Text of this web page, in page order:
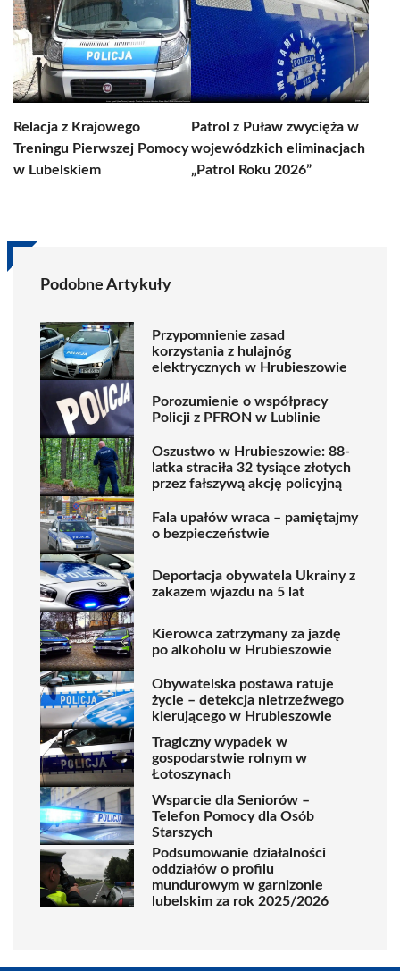
Relacja z Krajowego
Treningu Pierwszej Pomocy
w Lubelskiem
Patrol z Puław zwycięża w
wojewódzkich eliminacjach
„Patrol Roku 2026”
Podobne Artykuły
Przypomnienie zasad
korzystania z hulajnóg
elektrycznych w Hrubieszowie
Porozumienie o współpracy
Policji z PFRON w Lublinie
Oszustwo w Hrubieszowie: 88-
latka straciła 32 tysiące złotych
przez fałszywą akcję policyjną
Fala upałów wraca – pamiętajmy
o bezpieczeństwie
Deportacja obywatela Ukrainy z
zakazem wjazdu na 5 lat
Kierowca zatrzymany za jazdę
po alkoholu w Hrubieszowie
Obywatelska postawa ratuje
życie – detekcja nietrzeźwego
kierującego w Hrubieszowie
Tragiczny wypadek w
gospodarstwie rolnym w
Łotoszynach
Wsparcie dla Seniorów –
Telefon Pomocy dla Osób
Starszych
Podsumowanie działalności
oddziałów o profilu
mundurowym w garnizonie
lubelskim za rok 2025/2026